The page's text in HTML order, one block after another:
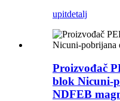
upitdetalj
Proizvođač
blok Nicuni-
NDFEB